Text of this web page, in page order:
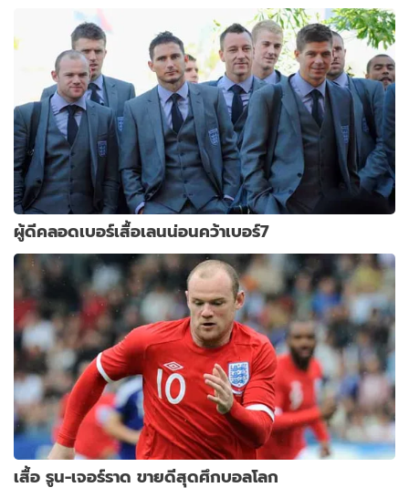
ผู้ดีคลอดเบอร์เสื้อเลนน่อนคว้าเบอร์7
เสื้อ รูน-เจอร์ราด ขายดีสุดศึกบอลโลก